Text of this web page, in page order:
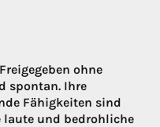
ohne
spontan. Ihre
Fähigkeiten sind
laute und bedrohliche